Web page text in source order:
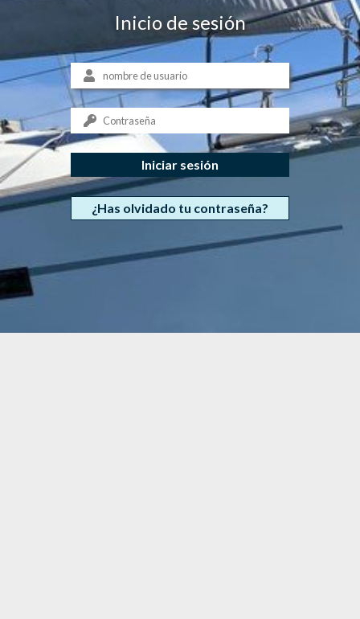
Inicio de sesión
¿Has olvidado tu contraseña?